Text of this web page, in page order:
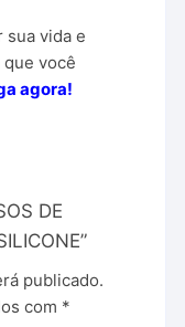
sua vida e
você
agora!
DE
publicado.
com *